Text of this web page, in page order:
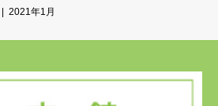
2021年1月